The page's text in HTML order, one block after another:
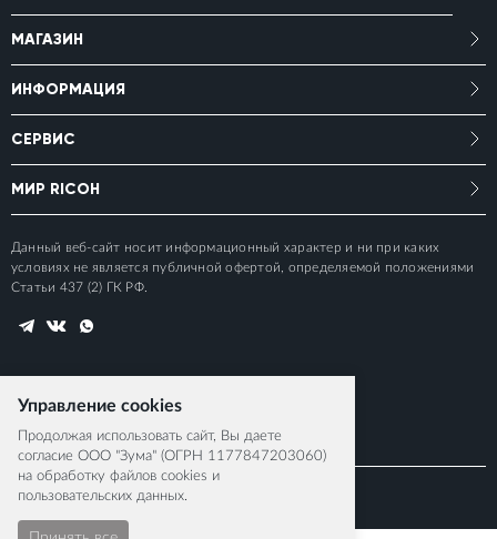
МАГАЗИН
ИНФОРМАЦИЯ
СЕРВИС
МИР RICOH
Данный веб-сайт носит информационный характер и ни при каких
условиях не является публичной офертой, определяемой положениями
Статьи 437 (2) ГК РФ.
© 2015-2026 RICOH IMAGING EUROPE S.A.S
Управление cookies
Продолжая использовать сайт, Вы даете
согласие ООО "Зума" (ОГРН 1177847203060)
на обработку файлов cookies и
пользовательских данных.